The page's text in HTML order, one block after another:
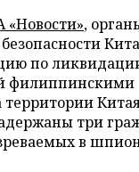
«Новости»,
по
филиппинскими
три
в